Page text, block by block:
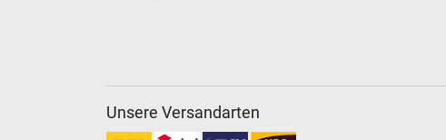
Unsere Versandarten